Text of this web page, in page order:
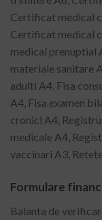
Certificat medical
Certificat medical
medical prenuptial
materiale sanitare
adulti A4, Fisa
A4, Fisa examen
cronici A4,
medicale A4,
vaccinari A3,
Formulare
Balanta de